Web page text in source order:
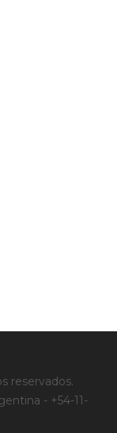
reservados.
- +54-11-